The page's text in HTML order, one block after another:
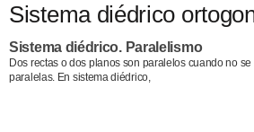
Sistema diédrico
Sistema diédrico. Paralelismo
Dos rectas o dos planos son paralelos cuando no
paralelas. En sistema diédrico,